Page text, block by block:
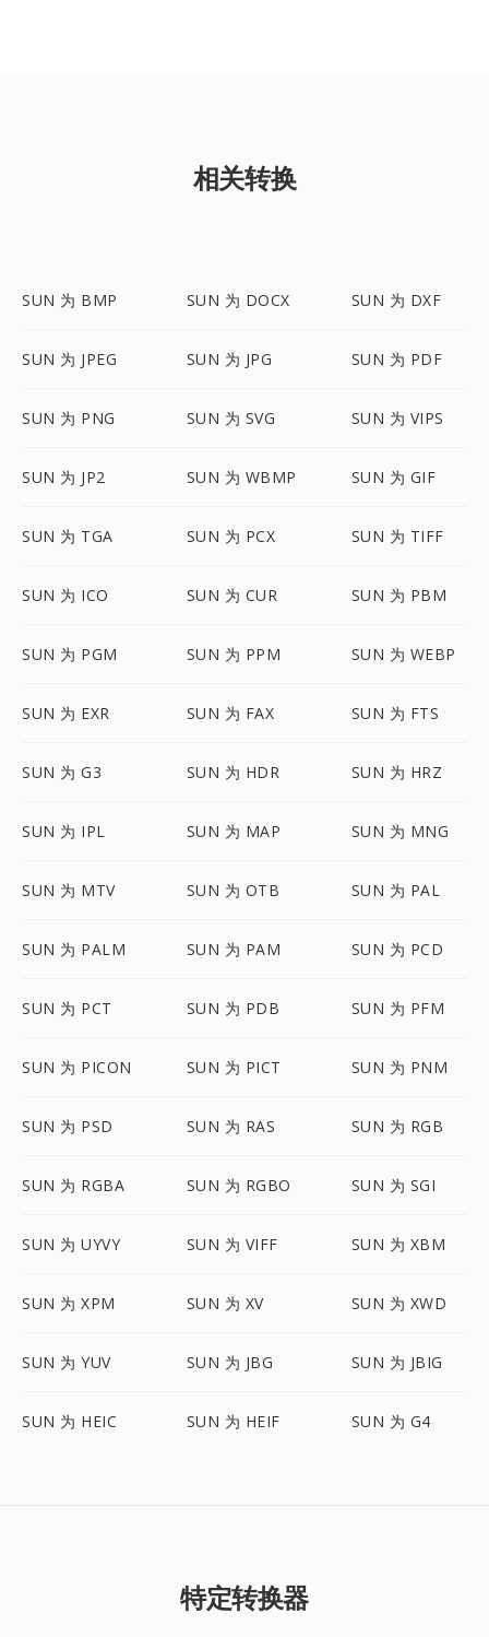
相关转换
SUN 为 BMP SUN 为 DOCX SUN 为 DXF
SUN 为 JPEG SUN 为 JPG SUN 为 PDF
SUN 为 PNG SUN 为 SVG SUN 为 VIPS
SUN 为 JP2 SUN 为 WBMP SUN 为 GIF
SUN 为 TGA SUN 为 PCX SUN 为 TIFF
SUN 为 ICO SUN 为 CUR SUN 为 PBM
SUN 为 PGM SUN 为 PPM SUN 为 WEBP
SUN 为 EXR SUN 为 FAX SUN 为 FTS
SUN 为 G3 SUN 为 HDR SUN 为 HRZ
SUN 为 IPL SUN 为 MAP SUN 为 MNG
SUN 为 MTV SUN 为 OTB SUN 为 PAL
SUN 为 PALM SUN 为 PAM SUN 为 PCD
SUN 为 PCT SUN 为 PDB SUN 为 PFM
SUN 为 PICON SUN 为 PICT SUN 为 PNM
SUN 为 PSD SUN 为 RAS SUN 为 RGB
SUN 为 RGBA SUN 为 RGBO SUN 为 SGI
SUN 为 UYVY SUN 为 VIFF SUN 为 XBM
SUN 为 XPM SUN 为 XV SUN 为 XWD
SUN 为 YUV SUN 为 JBG SUN 为 JBIG
SUN 为 HEIC SUN 为 HEIF SUN 为 G4
特定转换器